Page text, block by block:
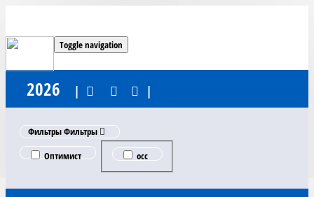
Toggle navigation
2026 | |
ФильтрыФильтры
Оптимист
occ